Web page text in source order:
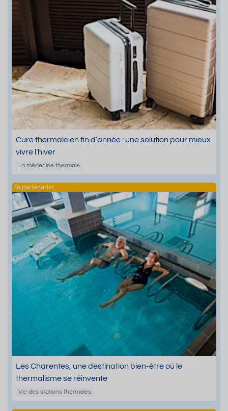
Cure thermale en fin d’année : une solution pour mieux
vivre l’hiver
La médecine thermale
Les Charentes, une destination bien-être où le
thermalisme se réinvente
Vie des stations thermales